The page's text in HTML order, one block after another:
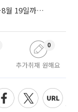
한국해양진흥공사, 상임감사 공개 모집…8월 19일까지 접수
추가취재 원해요
0